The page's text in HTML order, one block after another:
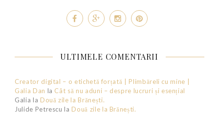
ULTIMELE COMENTARII
Creator digital – o etichetă forțată | Plimbăreli cu mine |
Galia Dan la Cât să nu aduni – despre lucruri și esențial
Galia la Două zile la Brănești.
Julide Petrescu la Două zile la Brănești.